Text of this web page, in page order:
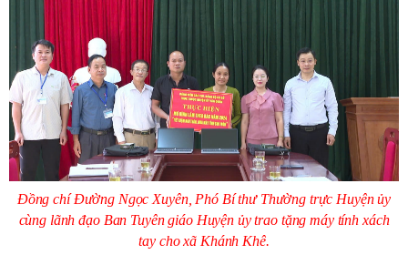
Đồng chí Đường Ngọc Xuyên, Phó Bí thư Thường trực Huyện ủy
cùng lãnh đạo Ban Tuyên giáo Huyện ủy trao tặng máy tính xách
tay cho xã Khánh Khê.